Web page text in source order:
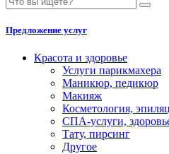
Предложение услуг
Красота и здоровье
Услуги парикмахера
Маникюр, педикюр
Макияж
Косметология,
СПА-услуги,
Тату, пирсинг
Другое